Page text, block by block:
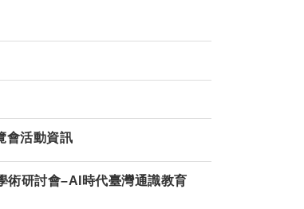
會活動資訊
術研討會–AI時代臺灣通識教育